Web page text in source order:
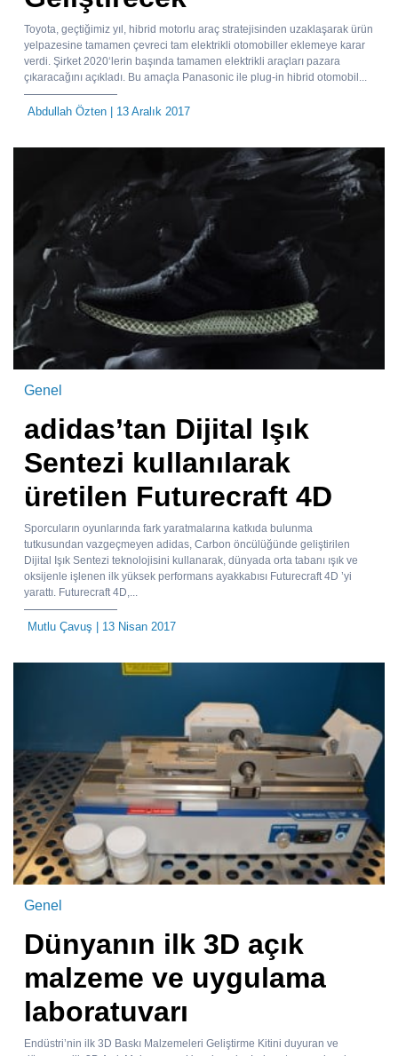
Toyota, geçtiğimiz yıl, hibrid motorlu araç stratejisinden uzaklaşarak ürün
yelpazesine tamamen çevreci tam elektrikli otomobiller eklemeye karar
verdi. Şirket 2020‘lerin başında tamamen elektrikli araçları pazara
çıkaracağını açıkladı. Bu amaçla Panasonic ile plug-in hibrid otomobil...
Abdullah Özten | 13 Aralık 2017
Genel
adidas’tan Dijital Işık
Sentezi kullanılarak
üretilen Futurecraft 4D
Sporcuların oyunlarında fark yaratmalarına katkıda bulunma
tutkusundan vazgeçmeyen adidas, Carbon öncülüğünde geliştirilen
Dijital Işık Sentezi teknolojisini kullanarak, dünyada orta tabanı ışık ve
oksijenle işlenen ilk yüksek performans ayakkabısı Futurecraft 4D ’yi
yarattı. Futurecraft 4D,...
Mutlu Çavuş | 13 Nisan 2017
Genel
Dünyanın ilk 3D açık
malzeme ve uygulama
laboratuvarı
Endüstri’nin ilk 3D Baskı Malzemeleri Geliştirme Kitini duyuran ve